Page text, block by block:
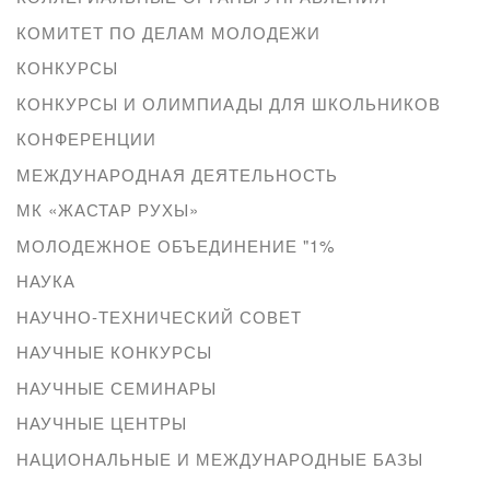
КОМИТЕТ ПО ДЕЛАМ МОЛОДЕЖИ
КОНКУРСЫ
КОНКУРСЫ И ОЛИМПИАДЫ ДЛЯ ШКОЛЬНИКОВ
КОНФЕРЕНЦИИ
МЕЖДУНАРОДНАЯ ДЕЯТЕЛЬНОСТЬ
МК «ЖАСТАР РУХЫ»
МОЛОДЕЖНОЕ ОБЪЕДИНЕНИЕ "1%
НАУКА
НАУЧНО-ТЕХНИЧЕСКИЙ СОВЕТ
НАУЧНЫЕ КОНКУРСЫ
НАУЧНЫЕ СЕМИНАРЫ
НАУЧНЫЕ ЦЕНТРЫ
НАЦИОНАЛЬНЫЕ И МЕЖДУНАРОДНЫЕ БАЗЫ